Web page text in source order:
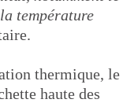
température
thermique, le
haute des